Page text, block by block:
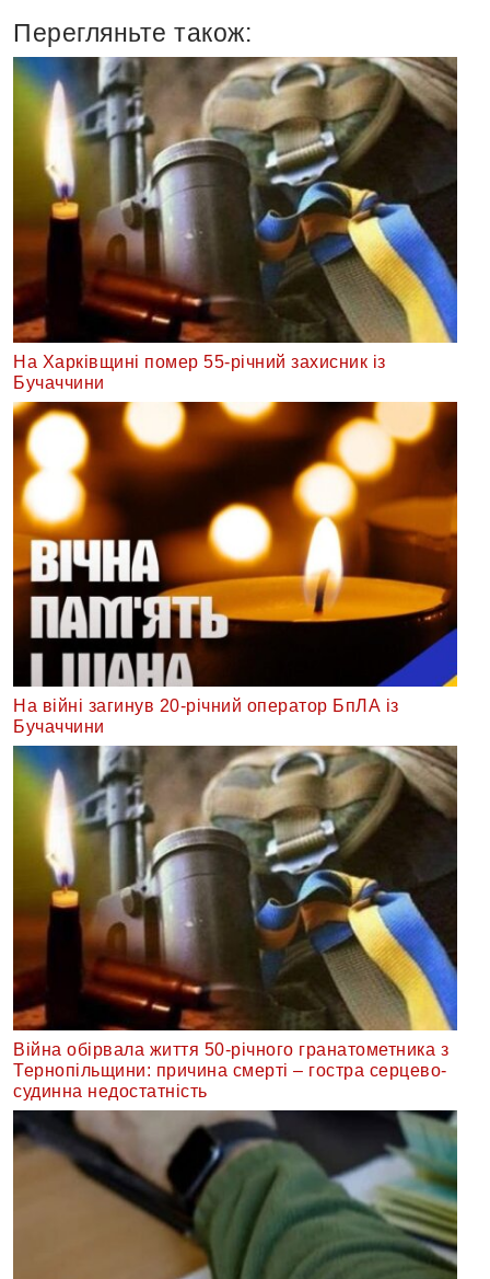
Перегляньте також:
На Харківщині помер 55-річний захисник із
Бучаччини
На війні загинув 20-річний оператор БпЛА із
Бучаччини
Війна обірвала життя 50-річного гранатометника з
Тернопільщини: причина смерті – гостра серцево-
судинна недостатність